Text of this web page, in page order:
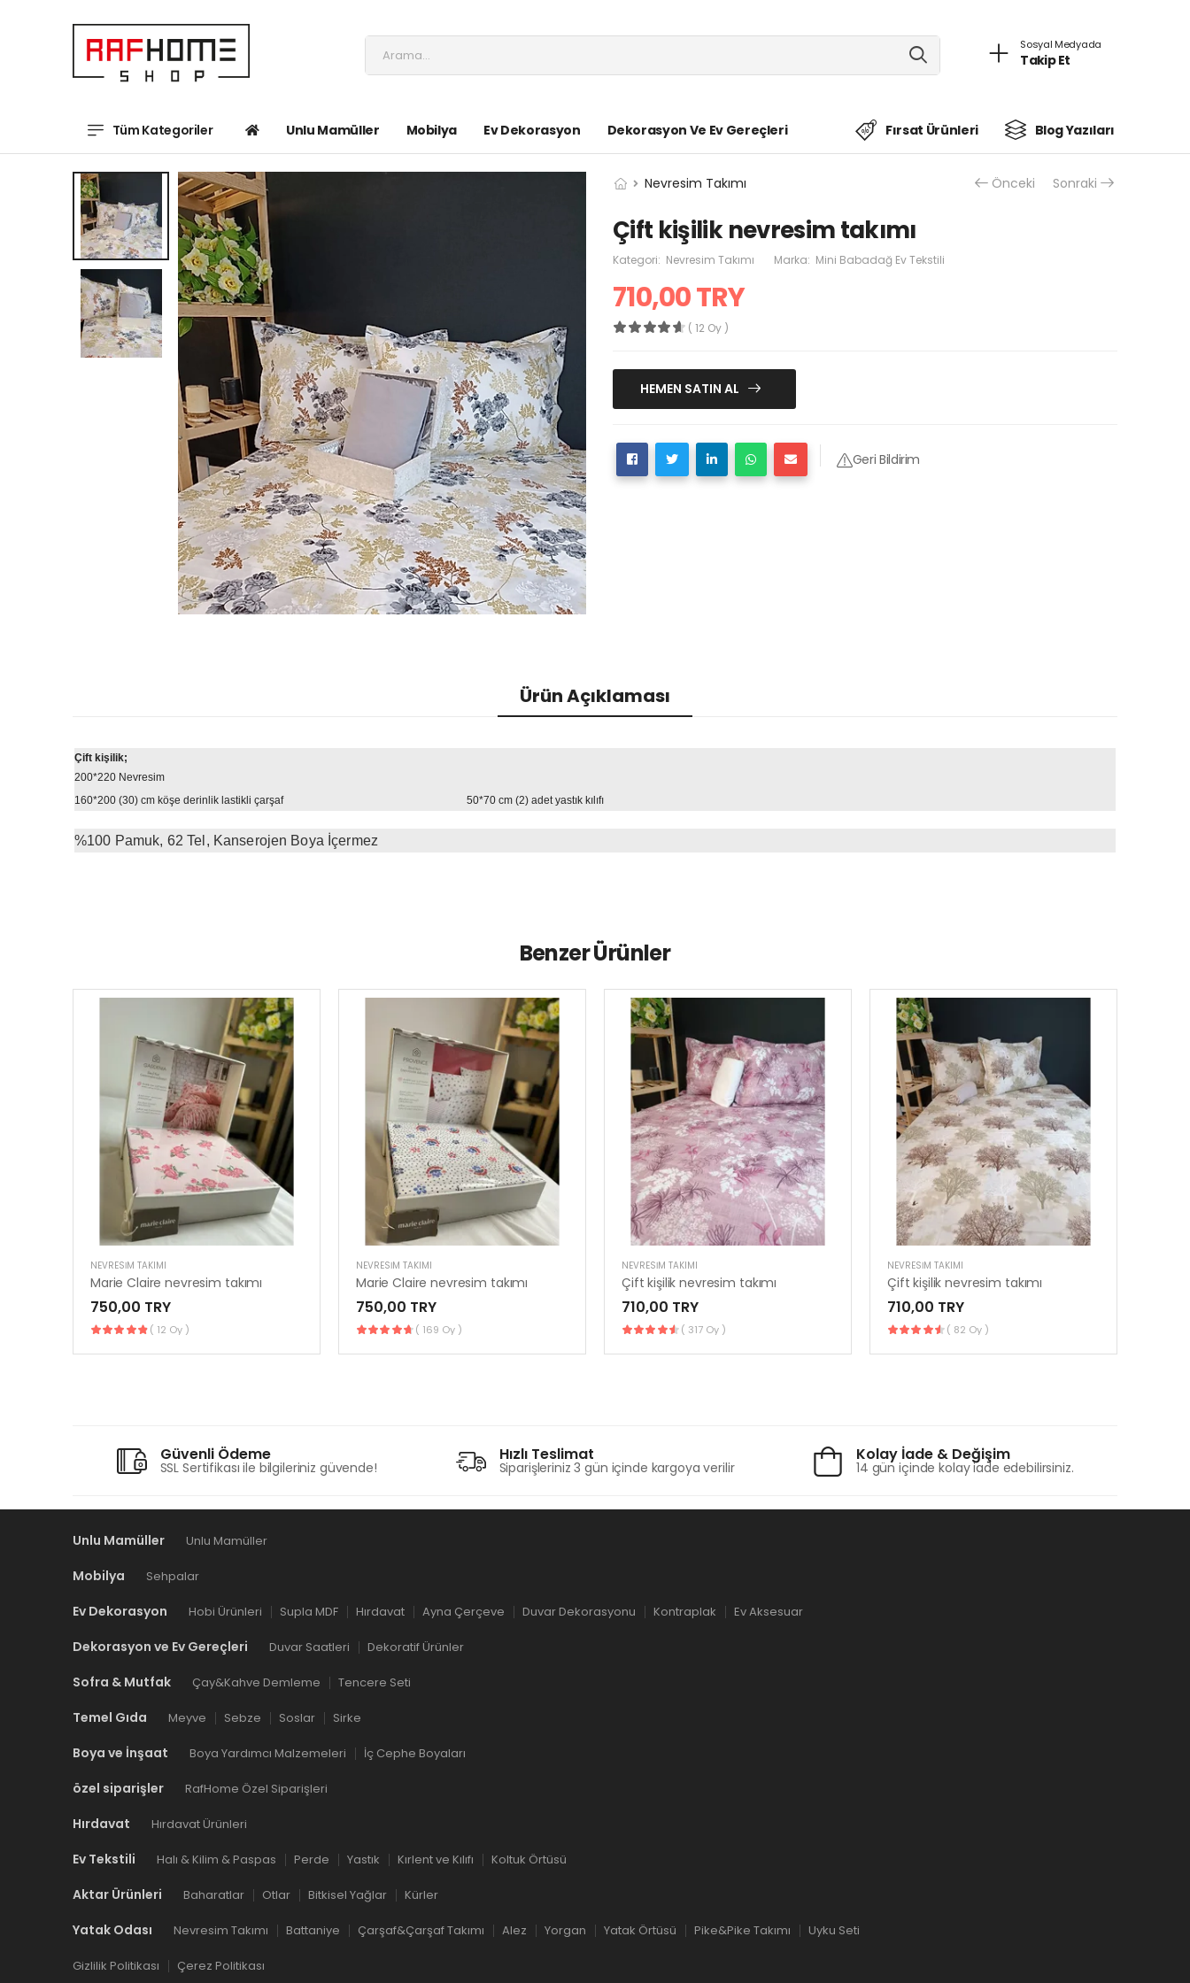
Sosyal Medyada
Takip Et
Tüm Kategoriler Unlu Mamüller Mobilya Ev Dekorasyon Dekorasyon Ve Ev Gereçleri Fırsat Ürünleri Blog Yazıları
Nevresim Takımı Önceki Sonraki
Çift kişilik nevresim takımı
Kategori: Nevresim Takımı Marka: Mini Babadağ Ev Tekstili
710,00 TRY
( 12 Oy )
HEMEN SATIN AL
Geri Bildirim
Ürün Açıklaması
Çift kişilik;
200*220 Nevresim
160*200 (30) cm köşe derinlik lastikli çarşaf 50*70 cm (2) adet yastık kılıfı
%100 Pamuk, 62 Tel, Kanserojen Boya İçermez
Benzer Ürünler
NEVRESIM TAKIMI
Marie Claire nevresim takımı
750,00 TRY
( 12 Oy )
NEVRESIM TAKIMI
Marie Claire nevresim takımı
750,00 TRY
( 169 Oy )
NEVRESIM TAKIMI
Çift kişilik nevresim takımı
710,00 TRY
( 317 Oy )
NEVRESIM TAKIMI
Çift kişilik nevresim takımı
710,00 TRY
( 82 Oy )
Güvenli Ödeme
SSL Sertifikası ile bilgileriniz güvende!
Hızlı Teslimat
Siparişleriniz 3 gün içinde kargoya verilir
Kolay İade & Değişim
14 gün içinde kolay iade edebilirsiniz.
Unlu Mamüller Unlu Mamüller
Mobilya Sehpalar
Ev Dekorasyon Hobi Ürünleri Supla MDF Hırdavat Ayna Çerçeve Duvar Dekorasyonu Kontraplak Ev Aksesuar
Dekorasyon ve Ev Gereçleri Duvar Saatleri Dekoratif Ürünler
Sofra & Mutfak Çay&Kahve Demleme Tencere Seti
Temel Gıda Meyve Sebze Soslar Sirke
Boya ve İnşaat Boya Yardımcı Malzemeleri İç Cephe Boyaları
özel siparişler RafHome Özel Siparişleri
Hırdavat Hırdavat Ürünleri
Ev Tekstili Halı & Kilim & Paspas Perde Yastık Kırlent ve Kılıfı Koltuk Örtüsü
Aktar Ürünleri Baharatlar Otlar Bitkisel Yağlar Kürler
Yatak Odası Nevresim Takımı Battaniye Çarşaf&Çarşaf Takımı Alez Yorgan Yatak Örtüsü Pike&Pike Takımı Uyku Seti
Gizlilik Politikası Çerez Politikası